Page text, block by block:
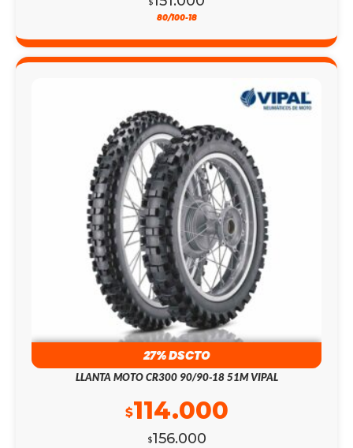
80/100-18
27% DSCTO
LLANTA MOTO CR300 90/90-18 51M VIPAL
$156.000
$114.000